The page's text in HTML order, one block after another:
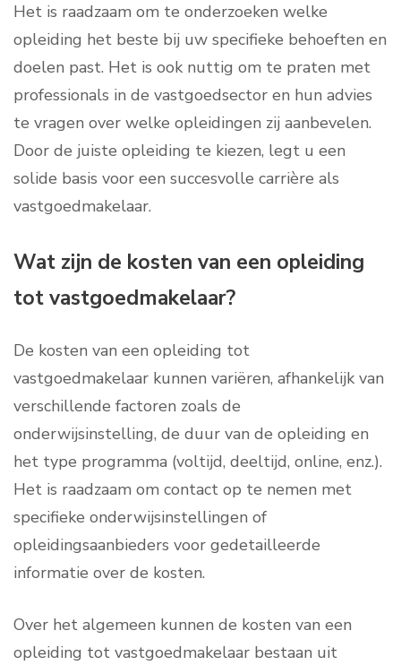
Het is raadzaam om te onderzoeken welke
opleiding het beste bij uw specifieke behoeften en
doelen past. Het is ook nuttig om te praten met
professionals in de vastgoedsector en hun advies
te vragen over welke opleidingen zij aanbevelen.
Door de juiste opleiding te kiezen, legt u een
solide basis voor een succesvolle carrière als
vastgoedmakelaar.
Wat zijn de kosten van een opleiding
tot vastgoedmakelaar?
De kosten van een opleiding tot
vastgoedmakelaar kunnen variëren, afhankelijk van
verschillende factoren zoals de
onderwijsinstelling, de duur van de opleiding en
het type programma (voltijd, deeltijd, online, enz.).
Het is raadzaam om contact op te nemen met
specifieke onderwijsinstellingen of
opleidingsaanbieders voor gedetailleerde
informatie over de kosten.
Over het algemeen kunnen de kosten van een
opleiding tot vastgoedmakelaar bestaan uit